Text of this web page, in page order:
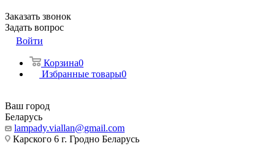
Заказать звонок
Задать вопрос
Войти
Корзина0
Избранные товары0
Ваш город
Беларусь
lampady.viallan@gmail.com
Карского 6 г. Гродно Беларусь